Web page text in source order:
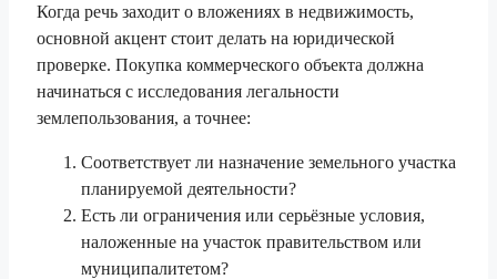
Когда речь заходит о вложениях в недвижимость,
основной акцент стоит делать на юридической
проверке. Покупка коммерческого объекта должна
начинаться с исследования легальности
землепользования, а точнее:
Соответствует ли назначение земельного участка
планируемой деятельности?
Есть ли ограничения или серьёзные условия,
наложенные на участок правительством или
муниципалитетом?